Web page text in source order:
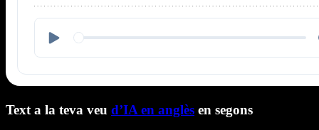
Text a la teva veu d’IA en anglès en segons